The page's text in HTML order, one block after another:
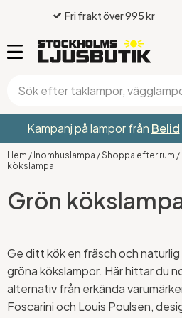
Fri frakt över 995 kr
Kampanj på lampor från Belid
Hem / Inomhuslampa /Shoppa efter rum /
kökslampa
Grön
Ge ditt kök en fräsch och
gröna kökslampor. Här hittar du
alternativ från erkända
Foscarini och Louis Poulsen,